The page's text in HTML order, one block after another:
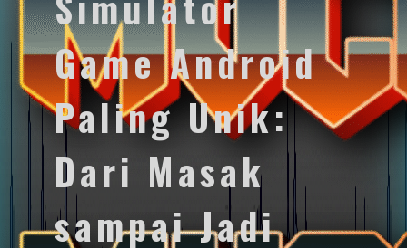
Game Android
Paling Unik:
Dari Masak
sampai Jadi